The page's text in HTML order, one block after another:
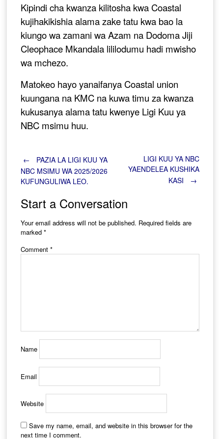
Kipindi cha kwanza kilitosha kwa Coastal
kujihakikishia alama zake tatu kwa bao la
kiungo wa zamani wa Azam na Dodoma Jiji
Cleophace Mkandala lililodumu hadi mwisho
wa mchezo.
Matokeo hayo yanaifanya Coastal union
kuungana na KMC na kuwa timu za kwanza
kukusanya alama tatu kwenye Ligi Kuu ya
NBC msimu huu.
Post
navigation
←
PAZIA LA LIGI KUU YA
NBC MSIMU WA 2025/2026
KUFUNGULIWA LEO.
LIGI KUU YA NBC
YAENDELEA KUSHIKA
KASI
→
Start a Conversation
Your email address will not be published. Required fields are
marked *
Comment *
Name
Email
Website
Save my name, email, and website in this browser for the
next time I comment.